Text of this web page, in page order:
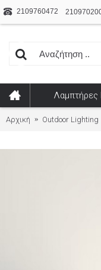
2109760472
Λαμπτήρες
Αρχική Outdoor Lighting